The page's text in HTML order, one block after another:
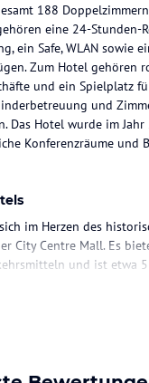
188
eine 24-Stunden-
ein Safe, WLAN sowie
Zum Hotel gehören
und ein Spielplatz
und
Das Hotel wurde im
Konferenzräume und
im Herzen des
City Centre Mall. Es
und ist etwa
Weitere
im Hotel